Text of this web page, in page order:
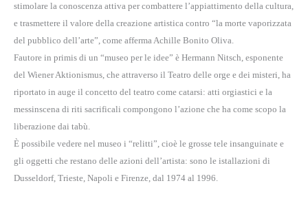
stimolare la conoscenza attiva per combattere l’appiattimento della cultura,
e trasmettere il valore della creazione artistica contro “la morte vaporizzata
del pubblico dell’arte”, come afferma Achille Bonito Oliva.
Fautore in primis di un “museo per le idee” è Hermann Nitsch, esponente
del Wiener Aktionismus, che attraverso il Teatro delle orge e dei misteri, ha
riportato in auge il concetto del teatro come catarsi: atti orgiastici e la
messinscena di riti sacrificali compongono l’azione che ha come scopo la
liberazione dai tabù.
È possibile vedere nel museo i “relitti”, cioè le grosse tele insanguinate e
gli oggetti che restano delle azioni dell’artista: sono le istallazioni di
Dusseldorf, Trieste, Napoli e Firenze, dal 1974 al 1996.